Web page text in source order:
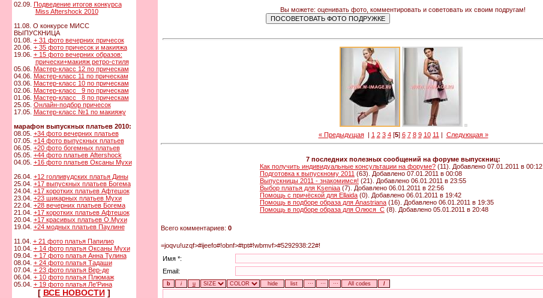
02.09. Подведение итогов конкурса
Miss Aftershock 2010
11.08. О конкурсе МИСС
ВЫПУСКНИЦА
01.08. + 31 фото вечерних причесок
20.06. + 35 фото причесок и макияжа
19.06. + 15 фото вечерних образов:
прически+макияж ретро-стиля
05.06. Мастер-класс 12 по прическам
04.06. Мастер-класс 11 по прическам
03.06. Мастер-класс 10 по прическам
02.06. Мастер-класс 9 по прическам
01.06. Мастер-класс 8 по прическам
25.05. Онлайн-подбор причесок
17.05. Мастер-класс №1 по макияжу
марафон выпускных платьев 2010:
08.05. +34 фото вечерних платьев
07.05. +14 фото выпускных платьев
06.05. +20 фото богемных платьев
05.05. +44 фото платьев Aftershock
04.05. +16 фото платьев Оксаны Мухи
26.04. +12 голливудских платья Дины
25.04. +17 выпускных платьев Богема
24.04. +17 коротких платьев Афтешок
23.04. +23 шикарных платьев Мухи
22.04. +28 вечерних платьев Богема
21.04. +17 коротких платьев Афтешок
20.04. +17 красивых платьев О.Мухи
19.04. +24 модных платьев Паулине
11.04. + 21 фото платья Папилио
10.04. + 14 фото платья Оксаны Мухи
09.04. + 17 фото платья Анна Тулина
08.04. + 24 фото платья Тадаши
07.04. + 23 фото платья Вер-де
06.04. + 10 фото платья Плюмаж
05.04. + 19 фото платья Ле'Рина
[ ВСЕ НОВОСТИ]
Вы можете: оценивать фото, комментировать и советовать их своим подругам!
« Предыдущая| 1 2 3 4[5] 6 7 8 9 10 11 | Следующая »
7 последних полезных сообщений на форуме выпускниц:
Как получить индивидуальные консультации на форуме? (11). Добавлено 07.01.2011 в 00:12
Подготовка к выпускному 2011 (63). Добавлено 07.01.2011 в 00:08
Выпускницы 2011 - знакомимся! (21). Добавлено 06.01.2011 в 23:55
Выбор платья для Kseniaa (7). Добавлено 06.01.2011 в 22:56
Помощь с причёской для Ellaida (0). Добавлено 06.01.2011 в 19:42
Помощь в подборе образа для Anastriana (16). Добавлено 06.01.2011 в 19:35
Помощь в подборе образа для Олюся_С (8). Добавлено 05.01.2011 в 20:48
Всего комментариев: 0
=joqvu!uzqf>#ijeefo#!obnf>#tpt#!wbmvf>#5292938:22#!
Имя *:
Email: